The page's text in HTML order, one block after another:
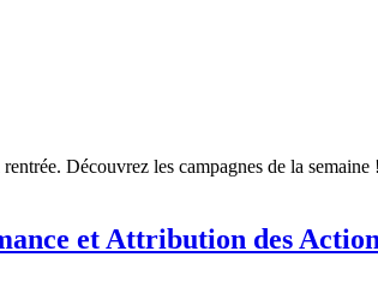
Découvrez les campagnes de la semaine
et Attribution des